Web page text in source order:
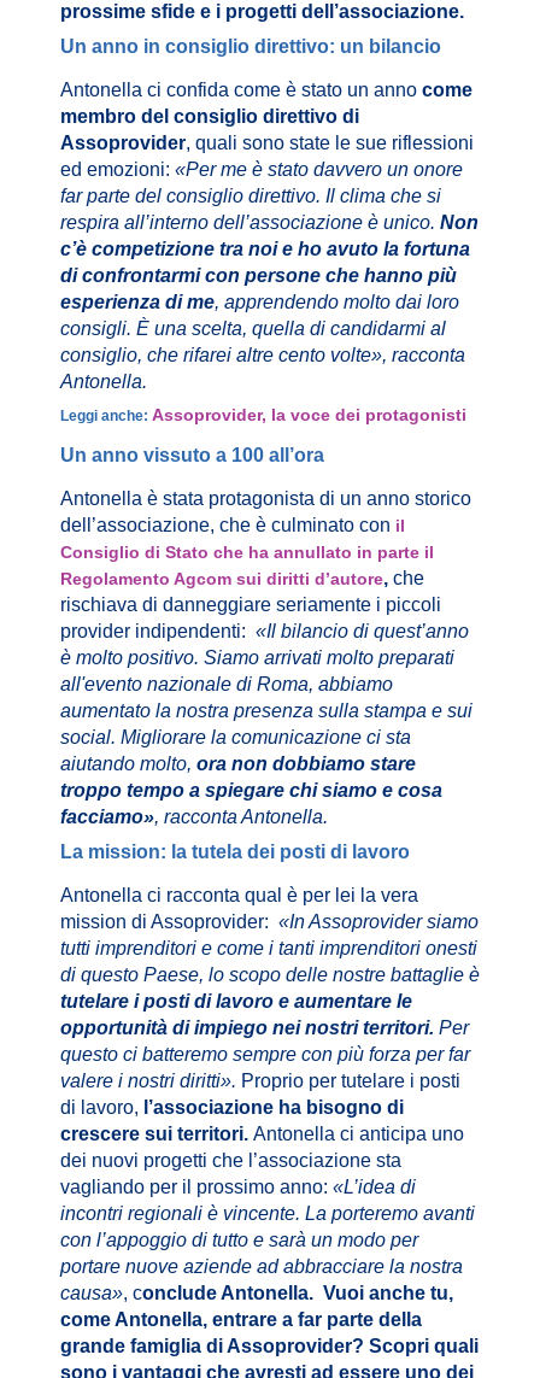
prossime sfide e i progetti dell’associazione.
Un anno in consiglio direttivo: un bilancio
Antonella ci confida come è stato un anno come
membro del consiglio direttivo di
Assoprovider, quali sono state le sue riflessioni
ed emozioni: «Per me è stato davvero un onore
far parte del consiglio direttivo. Il clima che si
respira all’interno dell’associazione è unico. Non
c’è competizione tra noi e ho avuto la fortuna
di confrontarmi con persone che hanno più
esperienza di me, apprendendo molto dai loro
consigli. È una scelta, quella di candidarmi al
consiglio, che rifarei altre cento volte», racconta
Antonella.
Leggi anche: Assoprovider, la voce dei protagonisti
Un anno vissuto a 100 all’ora
Antonella è stata protagonista di un anno storico
dell’associazione, che è culminato con il
Consiglio di Stato che ha annullato in parte il
Regolamento Agcom sui diritti d’autore, che
rischiava di danneggiare seriamente i piccoli
provider indipendenti: «Il bilancio di quest’anno
è molto positivo. Siamo arrivati molto preparati
all'evento nazionale di Roma, abbiamo
aumentato la nostra presenza sulla stampa e sui
social. Migliorare la comunicazione ci sta
aiutando molto, ora non dobbiamo stare
troppo tempo a spiegare chi siamo e cosa
facciamo», racconta Antonella.
La mission: la tutela dei posti di lavoro
Antonella ci racconta qual è per lei la vera
mission di Assoprovider: «In Assoprovider siamo
tutti imprenditori e come i tanti imprenditori onesti
di questo Paese, lo scopo delle nostre battaglie è
tutelare i posti di lavoro e aumentare le
opportunità di impiego nei nostri territori. Per
questo ci batteremo sempre con più forza per far
valere i nostri diritti». Proprio per tutelare i posti
di lavoro, l’associazione ha bisogno di
crescere sui territori. Antonella ci anticipa uno
dei nuovi progetti che l’associazione sta
vagliando per il prossimo anno: «L’idea di
incontri regionali è vincente. La porteremo avanti
con l’appoggio di tutto e sarà un modo per
portare nuove aziende ad abbracciare la nostra
causa», conclude Antonella. Vuoi anche tu,
come Antonella, entrare a far parte della
grande famiglia di Assoprovider? Scopri quali
sono i vantaggi che avresti ad essere uno dei